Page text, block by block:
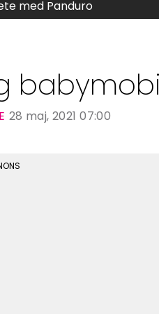
med Panduro
28 maj, 2021 07:00